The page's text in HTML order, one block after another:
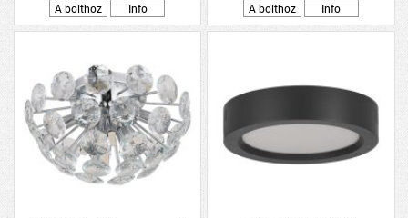
A bolthoz
Info
A bolthoz
Info